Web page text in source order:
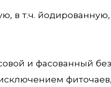
в т.ч.
и фасованный